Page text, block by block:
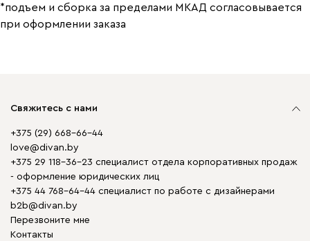
*подъем и сборка за пределами МКАД согласовывается
при оформлении заказа
Свяжитесь с нами
+375 (29) 668-66-44
love@divan.by
+375 29 118-36-23 специалист отдела корпоративных продаж
- оформление юридических лиц
+375 44 768-64-44 специалист по работе с дизайнерами
b2b@divan.by
Перезвоните мне
Контакты